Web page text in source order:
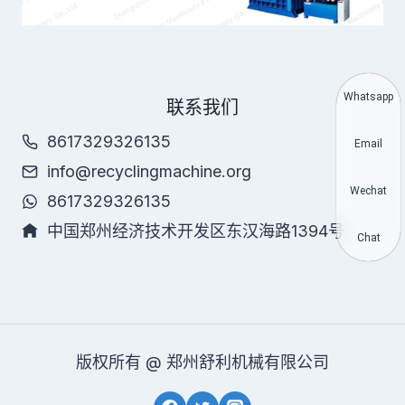
联系我们
8617329326135
info@recyclingmachine.org
8617329326135
中国郑州经济技术开发区东汉海路1394号
版权所有 @ 郑州舒利机械有限公司
Whatsapp
Email
Wechat
Chat